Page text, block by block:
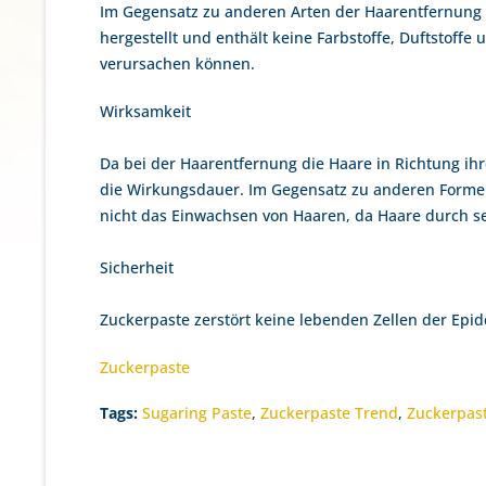
Im Gegensatz zu anderen Arten der
hergestellt und enthält keine Farbstoffe, Duftstoffe
verursachen können.
Wirksamkeit
Da bei der Haarentfernung die Haare in Richtung
die Wirkungsdauer. Im Gegensatz zu anderen
nicht das Einwachsen von Haaren, da Haare durch
Sicherheit
Zuckerpaste zerstört keine lebenden Zellen der
Zuckerpaste
Tags: Sugaring Paste, Zuckerpaste Trend,